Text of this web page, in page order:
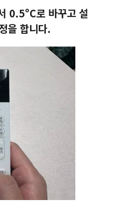
0.5°C로 바꾸고 설
을 합니다.